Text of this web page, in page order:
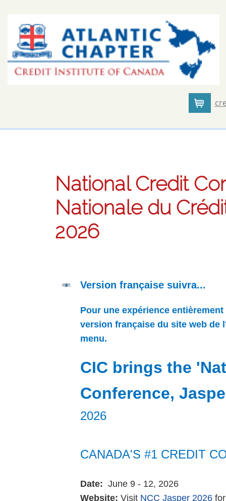
Cart
National Credit
Nationale du
2026
Version française suivra...
Pour une expérience
version française du site web de
menu.
CIC brings the
Conference,
2026
CANADA'S #1 CREDIT
Date: June 9 - 12, 2026
Website:Visit NCC Jasper 2026